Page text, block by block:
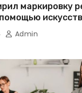
маркировку
Admin